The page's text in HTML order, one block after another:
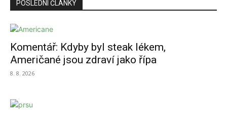
POSLEDNÍ ČLÁNKY
Komentář: Kdyby byl steak lékem,
Američané jsou zdraví jako řípa
8. 8. 2026